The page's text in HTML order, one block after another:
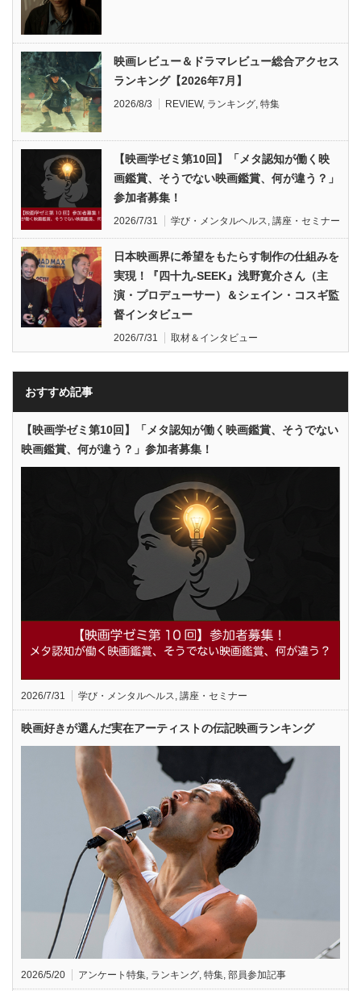
映画レビュー＆ドラマレビュー総合アクセス
ランキング【2026年7月】
2026/8/3 REVIEW, ランキング, 特集
【映画学ゼミ第10回】「メタ認知が働く映
画鑑賞、そうでない映画鑑賞、何が違う？」
参加者募集！
2026/7/31 学び・メンタルヘルス, 講座・セミナー
日本映画界に希望をもたらす制作の仕組みを
実現！『四十九-SEEK』浅野寛介さん（主
演・プロデューサー）＆シェイン・コスギ監
督インタビュー
2026/7/31 取材＆インタビュー
おすすめ記事
【映画学ゼミ第10回】「メタ認知が働く映画鑑賞、そうでない
映画鑑賞、何が違う？」参加者募集！
2026/7/31 学び・メンタルヘルス, 講座・セミナー
映画好きが選んだ実在アーティストの伝記映画ランキング
2026/5/20 アンケート特集, ランキング, 特集, 部員参加記事